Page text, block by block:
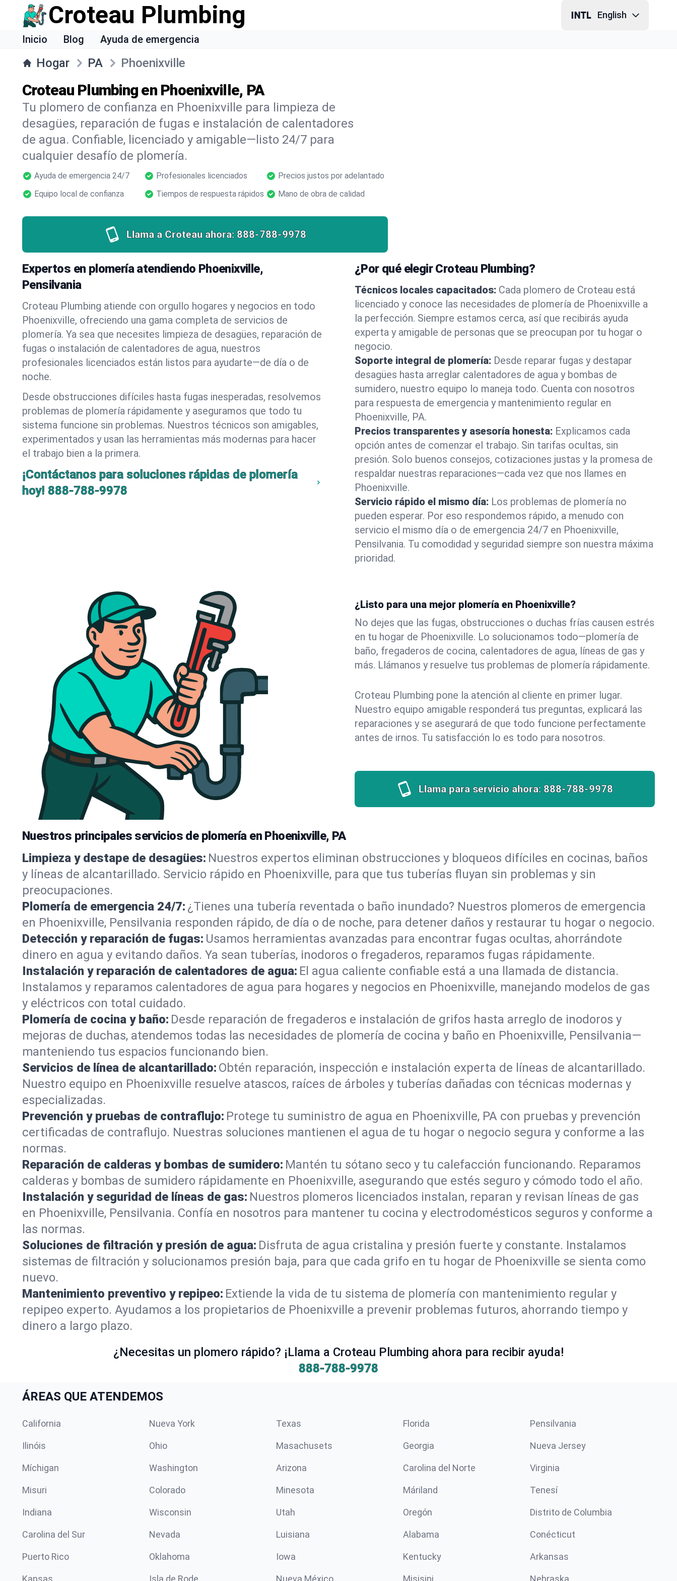
Croteau Plumbing English
Inicio Blog Ayuda de emergencia
Hogar PA Phoenixville
Croteau Plumbing en Phoenixville, PA
Tu plomero de confianza en Phoenixville para limpieza de
desagües, reparación de fugas e instalación de calentadores
de agua. Confiable, licenciado y amigable—listo 24/7 para
cualquier desafío de plomería.
Ayuda de emergencia 24/7 Profesionales licenciados
Precios justos por adelantado
Equipo local de confianza
Tiempos de respuesta rápidos Mano de obra de calidad
Llama a Croteau ahora: 888-788-9978
Expertos en plomería atendiendo Phoenixville,
Pensilvania
Croteau Plumbing atiende con orgullo hogares y negocios en todo
Phoenixville, ofreciendo una gama completa de servicios de
plomería. Ya sea que necesites limpieza de desagües, reparación de
fugas o instalación de calentadores de agua, nuestros
profesionales licenciados están listos para ayudarte—de día o de
noche.
Desde obstrucciones difíciles hasta fugas inesperadas, resolvemos
problemas de plomería rápidamente y aseguramos que todo tu
sistema funcione sin problemas. Nuestros técnicos son amigables,
experimentados y usan las herramientas más modernas para hacer
el trabajo bien a la primera.
¡Contáctanos para soluciones rápidas de plomería
hoy! 888-788-9978
¿Por qué elegir Croteau Plumbing?
Técnicos locales capacitados: Cada plomero de Croteau está
licenciado y conoce las necesidades de plomería de Phoenixville a
la perfección. Siempre estamos cerca, así que recibirás ayuda
experta y amigable de personas que se preocupan por tu hogar o
negocio.
Soporte integral de plomería: Desde reparar fugas y destapar
desagües hasta arreglar calentadores de agua y bombas de
sumidero, nuestro equipo lo maneja todo. Cuenta con nosotros
para respuesta de emergencia y mantenimiento regular en
Phoenixville, PA.
Precios transparentes y asesoría honesta: Explicamos cada
opción antes de comenzar el trabajo. Sin tarifas ocultas, sin
presión. Solo buenos consejos, cotizaciones justas y la promesa de
respaldar nuestras reparaciones—cada vez que nos llames en
Phoenixville.
Servicio rápido el mismo día: Los problemas de plomería no
pueden esperar. Por eso respondemos rápido, a menudo con
servicio el mismo día o de emergencia 24/7 en Phoenixville,
Pensilvania. Tu comodidad y seguridad siempre son nuestra máxima
prioridad.
¿Listo para una mejor plomería en Phoenixville?
No dejes que las fugas, obstrucciones o duchas frías causen estrés
en tu hogar de Phoenixville. Lo solucionamos todo—plomería de
baño, fregaderos de cocina, calentadores de agua, líneas de gas y
más. Llámanos y resuelve tus problemas de plomería rápidamente.
Croteau Plumbing pone la atención al cliente en primer lugar.
Nuestro equipo amigable responderá tus preguntas, explicará las
reparaciones y se asegurará de que todo funcione perfectamente
antes de irnos. Tu satisfacción lo es todo para nosotros.
Llama para servicio ahora: 888-788-9978
Nuestros principales servicios de plomería en Phoenixville, PA
Limpieza y destape de desagües: Nuestros expertos eliminan obstrucciones y bloqueos difíciles en cocinas, baños
y líneas de alcantarillado. Servicio rápido en Phoenixville, para que tus tuberías fluyan sin problemas y sin
preocupaciones.
Plomería de emergencia 24/7: ¿Tienes una tubería reventada o baño inundado? Nuestros plomeros de emergencia
en Phoenixville, Pensilvania responden rápido, de día o de noche, para detener daños y restaurar tu hogar o negocio.
Detección y reparación de fugas: Usamos herramientas avanzadas para encontrar fugas ocultas, ahorrándote
dinero en agua y evitando daños. Ya sean tuberías, inodoros o fregaderos, reparamos fugas rápidamente.
Instalación y reparación de calentadores de agua: El agua caliente confiable está a una llamada de distancia.
Instalamos y reparamos calentadores de agua para hogares y negocios en Phoenixville, manejando modelos de gas
y eléctricos con total cuidado.
Plomería de cocina y baño: Desde reparación de fregaderos e instalación de grifos hasta arreglo de inodoros y
mejoras de duchas, atendemos todas las necesidades de plomería de cocina y baño en Phoenixville, Pensilvania—
manteniendo tus espacios funcionando bien.
Servicios de línea de alcantarillado: Obtén reparación, inspección e instalación experta de líneas de alcantarillado.
Nuestro equipo en Phoenixville resuelve atascos, raíces de árboles y tuberías dañadas con técnicas modernas y
especializadas.
Prevención y pruebas de contraflujo: Protege tu suministro de agua en Phoenixville, PA con pruebas y prevención
certificadas de contraflujo. Nuestras soluciones mantienen el agua de tu hogar o negocio segura y conforme a las
normas.
Reparación de calderas y bombas de sumidero: Mantén tu sótano seco y tu calefacción funcionando. Reparamos
calderas y bombas de sumidero rápidamente en Phoenixville, asegurando que estés seguro y cómodo todo el año.
Instalación y seguridad de líneas de gas: Nuestros plomeros licenciados instalan, reparan y revisan líneas de gas
en Phoenixville, Pensilvania. Confía en nosotros para mantener tu cocina y electrodomésticos seguros y conforme a
las normas.
Soluciones de filtración y presión de agua: Disfruta de agua cristalina y presión fuerte y constante. Instalamos
sistemas de filtración y solucionamos presión baja, para que cada grifo en tu hogar de Phoenixville se sienta como
nuevo.
Mantenimiento preventivo y repipeo: Extiende la vida de tu sistema de plomería con mantenimiento regular y
repipeo experto. Ayudamos a los propietarios de Phoenixville a prevenir problemas futuros, ahorrando tiempo y
dinero a largo plazo.
¿Necesitas un plomero rápido? ¡Llama a Croteau Plumbing ahora para recibir ayuda!
888-788-9978
ÁREAS QUE ATENDEMOS
California Nueva York Texas Florida Pensilvania
Ilinóis Ohio Masachusets Georgia Nueva Jersey
Míchigan Washington Arizona Carolina del Norte Virginia
Misuri Colorado Minesota Máriland Tenesí
Indiana Wisconsin Utah Oregón Distrito de Columbia
Carolina del Sur Nevada Luisiana Alabama Conécticut
Puerto Rico Oklahoma Iowa Kentucky Arkansas
Kansas Isla de Rode Nueva México Misisipi Nebraska